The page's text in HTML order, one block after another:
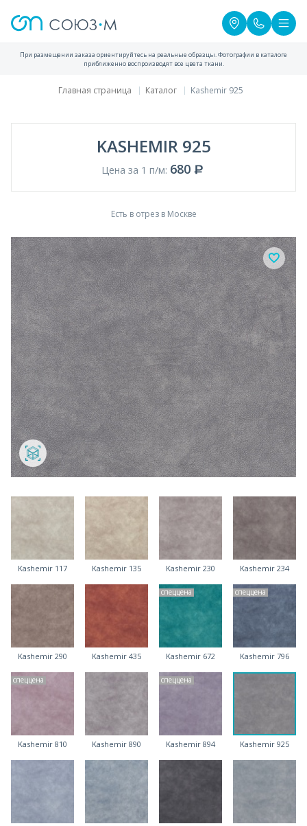
При размещении заказа ориентируйтесь на реальные образцы. Фотографии в каталоге
приближенно воспроизводят все цвета ткани.
Главная страница Каталог Kashemir 925
KASHEMIR 925
Цена за 1 п/м: 680
Есть в отрез в Москве
Kashemir 117 Kashemir 135 Kashemir 230 Kashemir 234
Kashemir 290 Kashemir 435
спеццена
Kashemir 672
спеццена
Kashemir 796
спеццена
Kashemir 810 Kashemir 890
спеццена
Kashemir 894 Kashemir 925